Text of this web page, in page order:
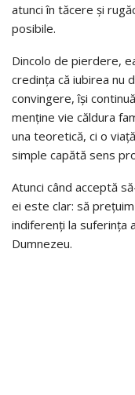
atunci în tăcere și
posibile.
Dincolo de pierdere,
credința că iubirea nu
convingere, își
menține vie căldura
una teoretică, ci o
simple capătă sens
Atunci când acceptă
ei este clar: să
indiferenți la suferința
Dumnezeu.